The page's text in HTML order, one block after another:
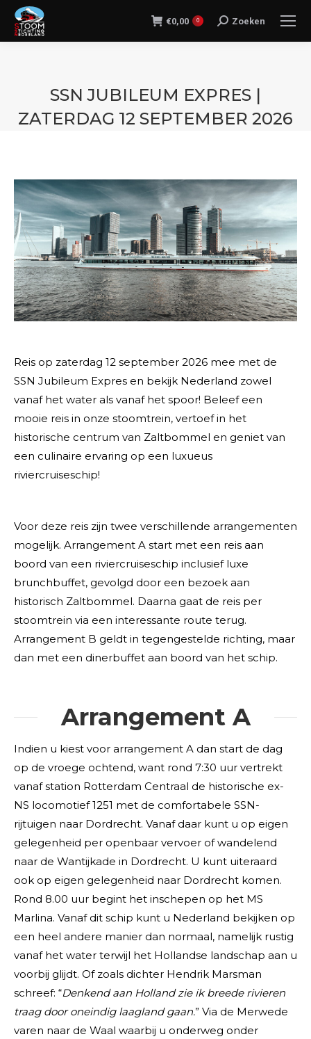
€0,00 0 Search:
Zoeken
SSN JUBILEUM EXPRES |
ZATERDAG 12 SEPTEMBER 2026
Reis op zaterdag 12 september 2026 mee met de
SSN Jubileum Expres en bekijk Nederland zowel
vanaf het water als vanaf het spoor! Beleef een
mooie reis in onze stoomtrein, vertoef in het
historische centrum van Zaltbommel en geniet van
een culinaire ervaring op een luxueus
riviercruiseschip!
Voor deze reis zijn twee verschillende arrangementen
mogelijk. Arrangement A start met een reis aan
boord van een riviercruiseschip inclusief luxe
brunchbuffet, gevolgd door een bezoek aan
historisch Zaltbommel. Daarna gaat de reis per
stoomtrein via een interessante route terug.
Arrangement B geldt in tegengestelde richting, maar
dan met een dinerbuffet aan boord van het schip.
Arrangement A
Indien u kiest voor arrangement A dan start de dag
op de vroege ochtend, want rond 7:30 uur vertrekt
vanaf station Rotterdam Centraal de historische ex-
NS locomotief 1251 met de comfortabele SSN-
rijtuigen naar Dordrecht. Vanaf daar kunt u op eigen
gelegenheid per openbaar vervoer of wandelend
naar de Wantijkade in Dordrecht. U kunt uiteraard
ook op eigen gelegenheid naar Dordrecht komen.
Rond 8.00 uur begint het inschepen op het MS
Marlina. Vanaf dit schip kunt u Nederland bekijken op
een heel andere manier dan normaal, namelijk rustig
vanaf het water terwijl het Hollandse landschap aan u
voorbij glijdt. Of zoals dichter Hendrik Marsman
schreef: “Denkend aan Holland zie ik breede rivieren
traag door oneindig laagland gaan.” Via de Merwede
varen naar de Waal waarbij u onderweg onder